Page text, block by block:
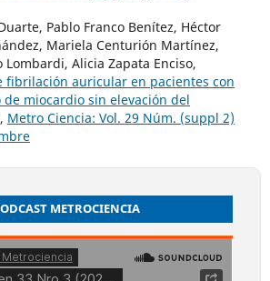
Pablo Franco Benítez, Héctor
Mariela Centurión Martínez,
Lombardi, Alicia Zapata Enciso,
fibrilación auricular en pacientes con
miocardio sin elevación del
, Metro Ciencia: Vol. 29 Núm. (suppl 2)
METROCIENCIA